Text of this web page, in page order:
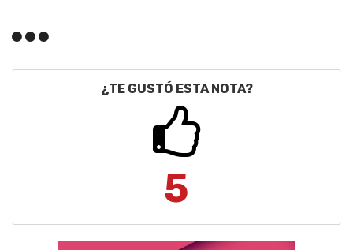
¿TE GUSTÓ ESTA NOTA?
5